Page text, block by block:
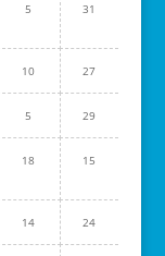
5 31
10 27
5 29
18 15
14 24